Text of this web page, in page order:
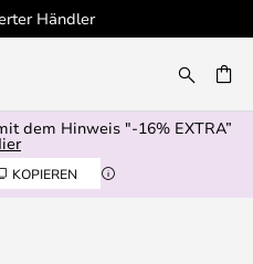
Händler
dem Hinweis "-16% EXTRA”
KOPIEREN